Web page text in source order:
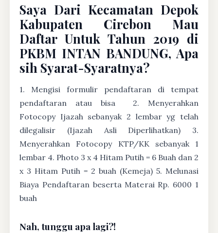
Saya Dari Kecamatan Depok
Kabupaten Cirebon Mau
Daftar Untuk Tahun 2019 di
PKBM INTAN BANDUNG, Apa
sih Syarat-Syaratnya?
1. Mengisi formulir pendaftaran di tempat
pendaftaran atau bisa
2. Menyerahkan
Fotocopy Ijazah sebanyak 2 lembar yg telah
dilegalisir (Ijazah Asli Diperlihatkan) 3.
Menyerahkan Fotocopy KTP/KK sebanyak 1
lembar 4. Photo 3 x 4 Hitam Putih = 6 Buah dan 2
x 3 Hitam Putih = 2 buah (Kemeja) 5. Melunasi
Biaya Pendaftaran beserta Materai Rp. 6000 1
buah
Nah, tunggu apa lagi?!